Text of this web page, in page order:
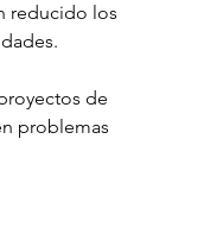
reducido los
de
problemas